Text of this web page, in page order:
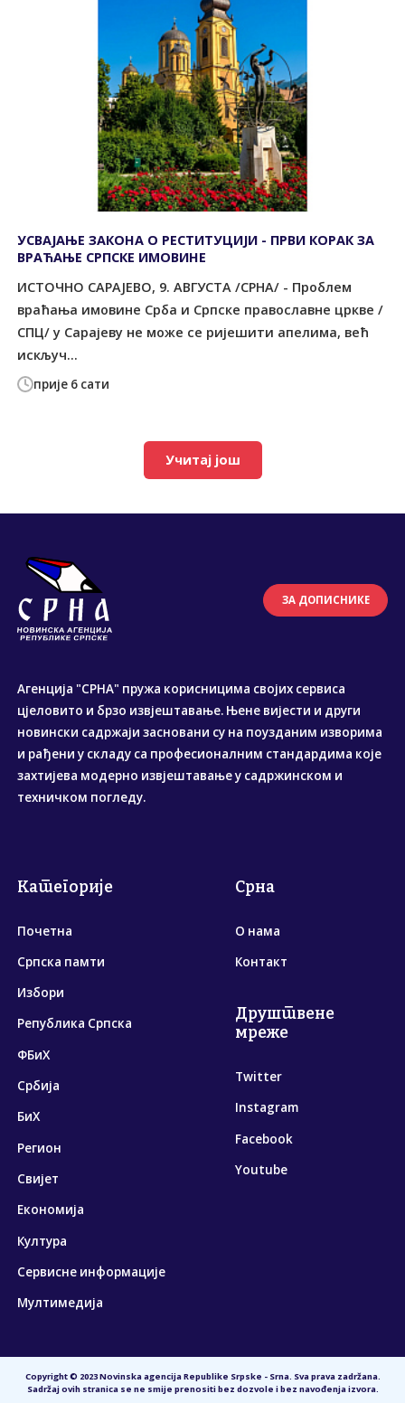
прије 6 сати
УСВАЈАЊЕ ЗАКОНА О РЕСТИТУЦИЈИ - ПРВИ КОРАК ЗА
ВРАЋАЊЕ СРПСКЕ ИМОВИНЕ
ИСТОЧНО САРАЈЕВО, 9. АВГУСТА /СРНА/ - Проблем
враћања имовине Срба и Српске православне цркве /
СПЦ/ у Сарајеву не може се ријешити апелима, већ
искључ...
Учитај још
ЗА ДОПИСНИКЕ
Агенција "СРНА" пружа корисницима својих сервиса
цјеловито и брзо извјештавање. Њене вијести и други
новински садржаји засновани су на поузданим изворима
и рађени у складу са професионалним стандардима које
захтијева модерно извјештавање у садржинском и
техничком погледу.
Категорије
Почетна
Српска памти
Избори
Република Српска
ФБиХ
Србија
БиХ
Регион
Свијет
Економија
Култура
Сервисне информације
Мултимедија
Срна
О нама
Контакт
Друштвене
мреже
Twitter
Instagram
Facebook
Youtube
Copyright © 2023 Novinska agencija Republike Srpske - Srna. Sva prava zadržana.
Sadržaj ovih stranica se ne smije prenositi bez dozvole i bez navođenja izvora.